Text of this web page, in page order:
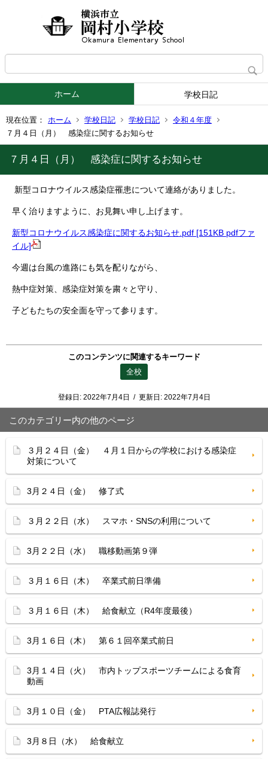
ホーム 学校日記
現在位置： ホーム 学校日記 学校日記
令和４年度
７月４日（月） 感染症に関するお知らせ
７月４日（月） 感染症に関するお知らせ
新型コロナウイルス感染症罹患について連絡がありました。
早く治りますように、お見舞い申し上げます。
新型コロナウイルス感染症に関するお知らせ.pdf [151KB pdfファ
イル]
今週は台風の進路にも気を配りながら、
熱中症対策、感染症対策を粛々と守り、
子どもたちの安全面を守って参ります。
このコンテンツに関連するキーワード
全校
登録日: 2022年7月4日 / 更新日: 2022年7月4日
このカテゴリー内の他のページ
３月２４日（金） ４月１日からの学校における感染症
対策について
3月２４日（金） 修了式
３月２２日（水） スマホ・SNSの利用について
3月２２日（水） 職移動画第９弾
３月１６日（木） 卒業式前日準備
３月１６日（木） 給食献立（R4年度最後）
3月１６日（木） 第６１回卒業式前日
3月１４日（火） 市内トップスポーツチームによる食育
動画
3月１０日（金） PTA広報誌発行
3月８日（水） 給食献立